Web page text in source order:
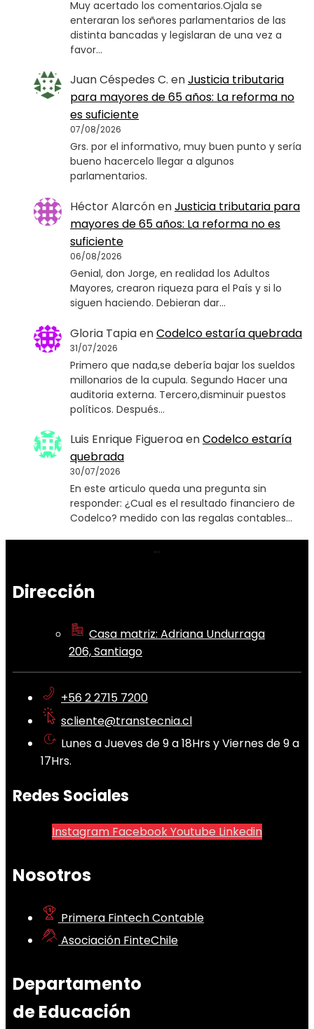
Muy acertado los comentarios.Ojala se
enteraran los señores parlamentarios de las
distinta bancadas y legislaran de una vez a
favor…
Juan Céspedes C. enJusticia tributaria
para mayores de 65 años: La reforma no
es suficiente
07/08/2026
Grs. por el informativo, muy buen punto y sería
bueno hacercelo llegar a algunos
parlamentarios.
Héctor AlarcónenJusticia tributaria para
mayores de 65 años: La reforma no es
suficiente
06/08/2026
Genial, don Jorge, en realidad los Adultos
Mayores, crearon riqueza para el País y si lo
siguen haciendo. Debieran dar…
Gloria TapiaenCodelco estaría quebrada
31/07/2026
Primero que nada,se debería bajar los sueldos
millonarios de la cupula. Segundo Hacer una
auditoria externa. Tercero,disminuir puestos
políticos. Después…
Luis Enrique FigueroaenCodelco estaría
quebrada
30/07/2026
En este articulo queda una pregunta sin
responder: ¿Cual es el resultado financiero de
Codelco? medido con las regalas contables…
Dirección
Casa matriz: Adriana Undurraga
206, Santiago
+56 2 2715 7200
scliente@transtecnia.cl
Lunes a Jueves de 9 a 18Hrs y Viernes de 9 a
17Hrs.
Redes Sociales
Instagram FacebookYoutube Linkedin
Nosotros
Primera Fintech Contable
Asociación FinteChile
Departamento
de Educación